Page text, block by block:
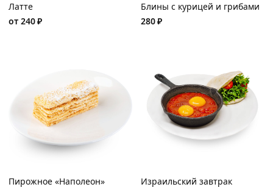
Латте
от 240₽
Блины с курицей и грибами
280₽
Пирожное «Наполеон»
Израильский завтрак